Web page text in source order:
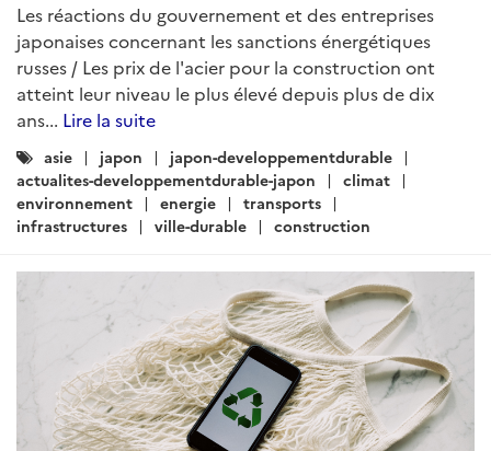
Les réactions du gouvernement et des entreprises
japonaises concernant les sanctions énergétiques
russes / Les prix de l'acier pour la construction ont
atteint leur niveau le plus élevé depuis plus de dix
ans... Lire la suite
Catégories
:
asie japon
japon-developpementdurable
actualites-developpementdurable-japon
climat
environnement
energie
transports
infrastructures
ville-durable construction